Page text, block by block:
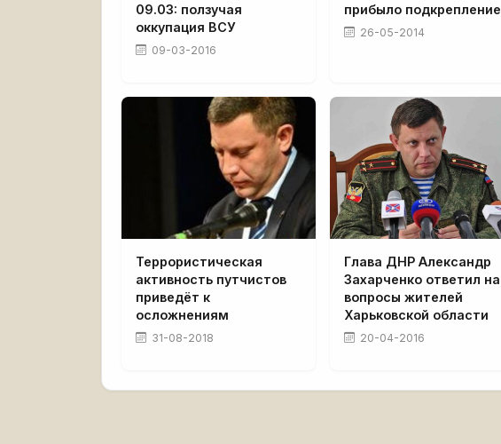
09.03: ползучая
оккупация ВСУ
09-03-2016
прибыло подкрепление
26-05-2014
Террористическая
активность путчистов
приведёт к
осложнениям
31-08-2018
Глава ДНР Александр
Захарченко ответил на
вопросы жителей
Харьковской области
20-04-2016